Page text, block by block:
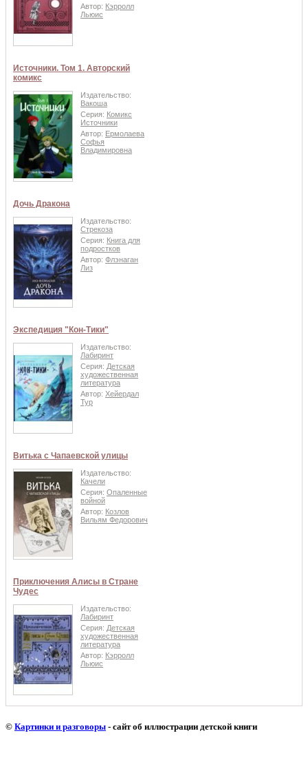
Автор: Кэрролл
Льюис
Источники. Том 1. Авторский
комикс
Издательство:
Вакоша
Серия: Комикс
Источники
Автор: Ермолаева
Софья
Владимировна
Дочь Дракона
Издательство:
Стрекоза
Серия: Книга для
подростков
Автор: Флэнаган
Лиз
Экспедиция "Кон-Тики"
Издательство:
Лабиринт
Серия: Детская
художественная
литература
Автор: Хейердал
Тур
Витька с Чапаевской улицы
Издательство:
Качели
Серия: Опаленные
войной
Автор: Козлов
Вильям Федорович
Приключения Алисы в Стране
Чудес
Издательство:
Лабиринт
Серия: Детская
художественная
литература
Автор: Кэрролл
Льюис
© Картинки и разговоры - сайт об иллюстрации детской книги